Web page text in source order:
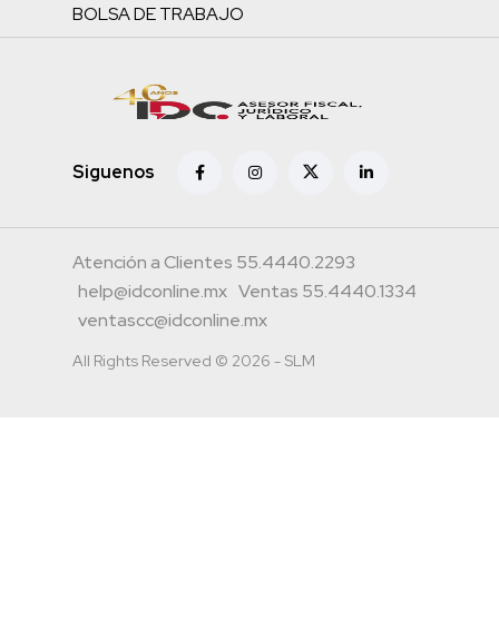
BOLSA DE TRABAJO
Siguenos
Atención a Clientes 55.4440.2293
help@idconline.mx Ventas 55.4440.1334
ventascc@idconline.mx
All Rights Reserved © 2026 - SLM